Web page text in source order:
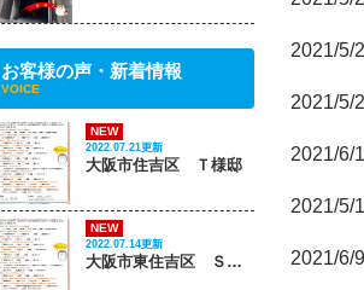
2021/5/
2021/5/
2021/
2021/5/
2021/
お客様の声・新着情報
VOICE
NEW
2022.07.21更新
大阪市住吉区 Ｔ様邸
NEW
2022.07.14更新
大阪市東住吉区 Ｓ様邸